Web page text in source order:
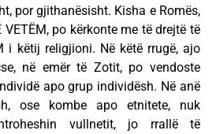
por gjithanësisht. Kisha e Romës,
po kërkonte me të drejtë të
i këtij religjioni. Në këtë rrugë, ajo
në emër të Zotit, po vendoste
apo grup individësh. Në anë
ose kombe apo etnitete, nuk
vullnetit, jo rrallë të